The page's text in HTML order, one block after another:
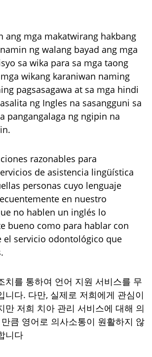
ang mga makatwirang hakbang
ng walang bayad ang mga
sa wika para sa mga taong
wikang karaniwan naming
pagsasagawa at sa mga hindi
ng Ingles na sasangguni sa
pangangalaga ng ngipin na
razonables para
de asistencia lingüística
personas cuyo lenguaje
en nuestro
no hablen un inglés lo
bueno como para hablar con
el servicio odontológico que
치를 통하여 언어 지원 서비스를 무
니다. 다만, 실제로 저희에게 관심이
만 저희 치아 관리 서비스에 대해 의
큼 영어로 의사소통이 원활하지 않
니다